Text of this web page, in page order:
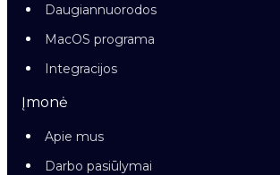
Daugiannuorodos
MacOS programa
Integracijos
Įmonė
Apie mus
Darbo pasiūlymai